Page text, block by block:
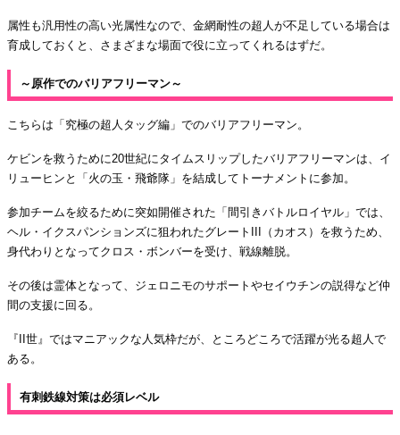
属性も汎用性の高い光属性なので、金網耐性の超人が不足している場合は
育成しておくと、さまざまな場面で役に立ってくれるはずだ。
～原作でのバリアフリーマン～
こちらは「究極の超人タッグ編」でのバリアフリーマン。
ケビンを救うために20世紀にタイムスリップしたバリアフリーマンは、イ
リューヒンと「火の玉・飛爺隊」を結成してトーナメントに参加。
参加チームを絞るために突如開催された「間引きバトルロイヤル」では、
ヘル・イクスパンションズに狙われたグレートIII（カオス）を救うため、
身代わりとなってクロス・ボンバーを受け、戦線離脱。
その後は霊体となって、ジェロニモのサポートやセイウチンの説得など仲
間の支援に回る。
『II世』ではマニアックな人気枠だが、ところどころで活躍が光る超人で
ある。
有刺鉄線対策は必須レベル